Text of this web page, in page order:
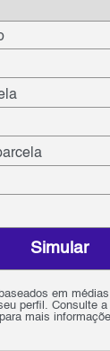
em
perfil. Consulte
para mais
Simular